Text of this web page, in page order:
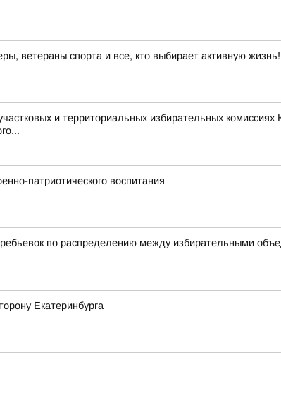
ветераны спорта и все, кто выбирает активную жизнь!
и территориальных избирательных
патриотического воспитания
по распределению между избирательными
Екатеринбурга